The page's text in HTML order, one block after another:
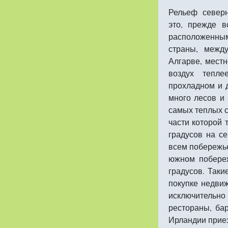
Рельеф
это, прежде
страны,
Алгарве,
воздух
прохладном и
много лесов и
самых теплых
части которой
градусов на
всем
южном
градусов.
покупке
рестораны,
Ирландии